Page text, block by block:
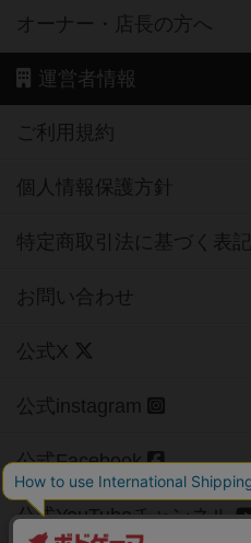
オーナー・店長の方へ
運営者情報
ご利用規約
個人情報保護方針
特定商取引法に基づく表記
お問い合わせ
公式X
公式instagram
公式Facebook
公式YouTubeチャンネル